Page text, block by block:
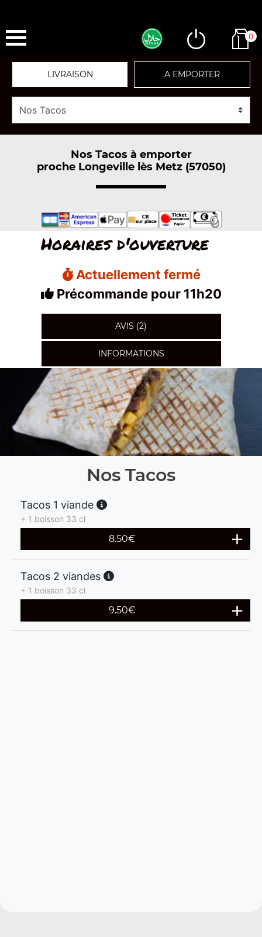
0
LIVRAISON A EMPORTER
Nos Tacos à emporter
proche Longeville lès Metz (57050)
Horaires d'ouverture
Actuellement fermé
Précommande pour 11h20
AVIS (2)
INFORMATIONS
Nos Tacos
Tacos 1 viande
+ 1 boisson 33 cl
8.50€
Tacos 2 viandes
+ 1 boisson 33 cl
9.50€